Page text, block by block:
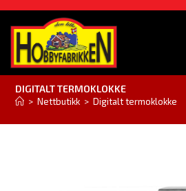
DIGITALT TERMOKLOKKE
> Nettbutikk > Digitalt termoklokke